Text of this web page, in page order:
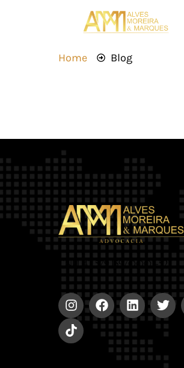
Home Blog
CNPJ 42.579.159/0001-52 |